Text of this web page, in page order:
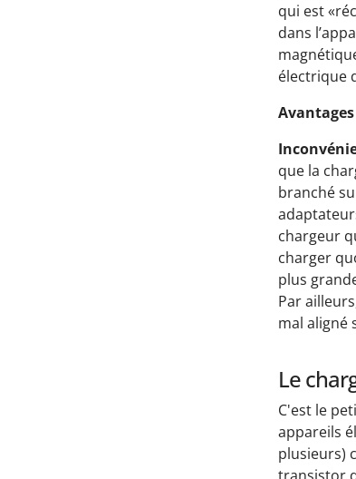
qui est
dans
électrique
Avantages
que la
branché
chargeur
charger
plus
Par
mal aligné
Le
C'est le
appareils
plusieurs)